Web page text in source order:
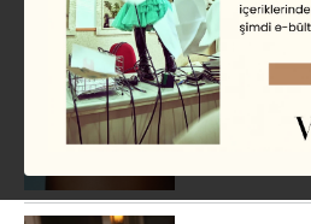
Pürüzsüz
EKİN